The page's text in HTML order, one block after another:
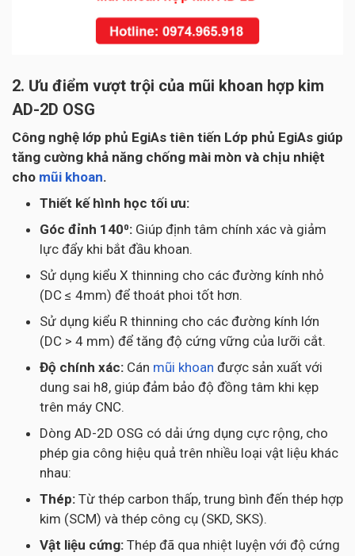
2. Ưu điểm vượt trội của mũi khoan hợp kim
AD-2D OSG
Công nghệ lớp phủ EgiAs tiên tiến Lớp phủ EgiAs giúp
tăng cường khả năng chống mài mòn và chịu nhiệt
cho mũi khoan.
Thiết kế hình học tối ưu:
Góc đỉnh 140⁰: Giúp định tâm chính xác và giảm
lực đẩy khi bắt đầu khoan.
Sử dụng kiểu X thinning cho các đường kính nhỏ
(DC ≤ 4mm) để thoát phoi tốt hơn.
Sử dụng kiểu R thinning cho các đường kính lớn
(DC > 4 mm) để tăng độ cứng vững của lưỡi cắt.
Độ chính xác: Cán mũi khoan được sản xuất với
dung sai h8, giúp đảm bảo độ đồng tâm khi kẹp
trên máy CNC.
Dòng AD-2D OSG có dải ứng dụng cực rộng, cho
phép gia công hiệu quả trên nhiều loại vật liệu khác
nhau:
Thép: Từ thép carbon thấp, trung bình đến thép hợp
kim (SCM) và thép công cụ (SKD, SKS).
Vật liệu cứng: Thép đã qua nhiệt luyện với độ cứng